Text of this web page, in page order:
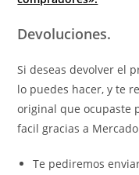
Devoluciones.
Si deseas devolver el
lo puedes hacer, y te
original que ocupaste
facil gracias a Mercado
Te pediremos